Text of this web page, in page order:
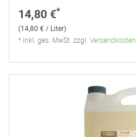
14,80 €*
(14,80 € / Liter)
* inkl. ges. MwSt. zzgl. Versandkosten